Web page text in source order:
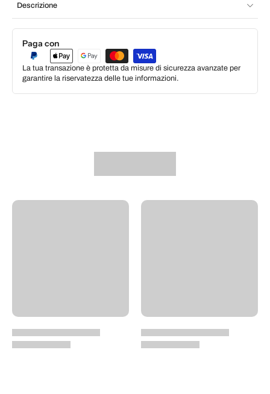
Descrizione
Paga con
La tua transazione è protetta da misure di sicurezza avanzate per
garantire la riservatezza delle tue informazioni.